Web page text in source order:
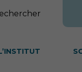
sur le site